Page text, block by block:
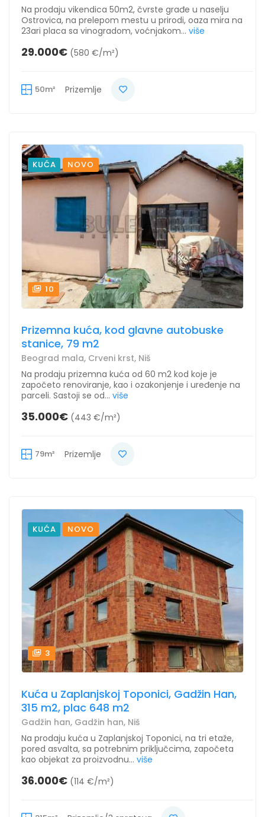
Na prodaju vikendica 50m2, čvrste građe u naselju
Ostrovica, na prelepom mestu u prirodi, oaza mira na
23ari placa sa vinogradom, voćnjakom... više
29.000€ (580 €/m²)
50m² Prizemlje
KUĆA NOVO
10
Prizemna kuća, kod glavne autobuske
stanice, 79 m2
Beograd mala, Crveni krst, Niš
Na prodaju prizemna kuća od 60 m2 kod koje je
započeto renoviranje, kao i ozakonjenje i uređenje na
parceli. Sastoji se od... više
35.000€ (443 €/m²)
79m² Prizemlje
KUĆA NOVO
3
Kuća u Zaplanjskoj Toponici, Gadžin Han,
315 m2, plac 648 m2
Gadžin han, Gadžin han, Niš
Na prodaju kuća u Zaplanjskoj Toponici, na tri etaže,
pored asvalta, sa potrebnim priključcima, započeta
kao objekat za proizvodnu... više
36.000€ (114 €/m²)